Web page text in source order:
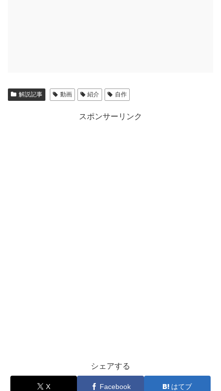
解説記事 動画 紹介 自作
スポンサーリンク
シェアする
X Facebook はてブ